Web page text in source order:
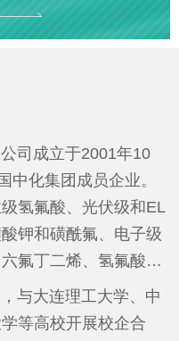
司成立于2001年10
中化集团成员企业。
氢氟酸、光伏级和EL
钾和磺酰氟、电子级
氟丁二烯、氢氟酸吡
、税收1500万元。
公
、工信部“专精特
大连理工大学、中
等高校开展校企合